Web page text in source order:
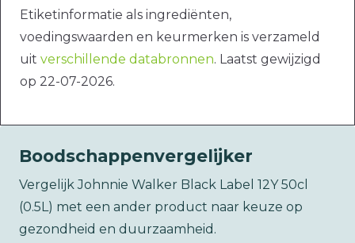
Etiketinformatie als ingrediënten,
voedingswaarden en keurmerken is verzameld
uit verschillende databronnen. Laatst gewijzigd
op 22-07-2026.
Boodschappenvergelijker
Vergelijk Johnnie Walker Black Label 12Y 50cl
(0.5L) met een ander product naar keuze op
gezondheid en duurzaamheid.